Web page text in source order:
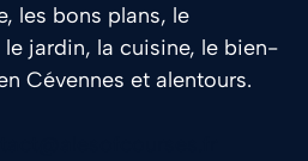
les bons plans, le
jardin, la cuisine, le bien-
Cévennes et alentours.